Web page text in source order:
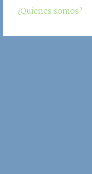
¿Quienes somos?